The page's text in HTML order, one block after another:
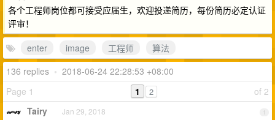
各个工程师岗位都可接受应届生，欢迎投递简历，每份简历必定认证
评审！
enter
image 工程师
算法
136 replies • 2018-06-24 22:28:53 +08:00
Page 1
of 2
1 2
1
Tairy Jan 29, 2018